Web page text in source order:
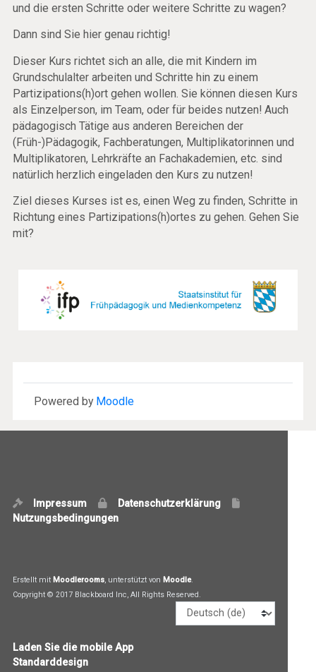
und die ersten Schritte oder weitere Schritte zu wagen?
Dann sind Sie hier genau richtig!
Dieser Kurs richtet sich an alle, die mit Kindern im
Grundschulalter arbeiten und Schritte hin zu einem
Partizipations(h)ort gehen wollen. Sie können diesen Kurs
als Einzelperson, im Team, oder für beides nutzen! Auch
pädagogisch Tätige aus anderen Bereichen der
(Früh-)Pädagogik, Fachberatungen, Multiplikatorinnen und
Multiplikatoren, Lehrkräfte an Fachakademien, etc. sind
natürlich herzlich eingeladen den Kurs zu nutzen!
Ziel dieses Kurses ist es, einen Weg zu finden, Schritte in
Richtung eines Partizipations(h)ortes zu gehen. Gehen Sie
mit?
Powered by Moodle
Impressum
Datenschutzerklärung
Nutzungsbedingungen
Erstellt mit Moodlerooms, unterstützt von Moodle.
Copyright © 2017 Blackboard Inc, All Rights Reserved.
Sprache
Laden Sie die mobile App
Standarddesign